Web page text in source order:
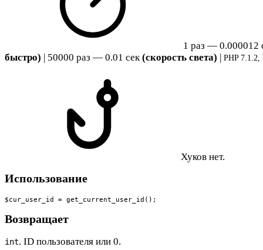
1 раз — 0.000012
быстро) | 50000 раз — 0.01 сек(скорость света) | PHP 7.1.2,
Хуков нет.
Использование
$cur_user_id = get_current_user_id();
Возвращает
int. ID пользователя или 0.